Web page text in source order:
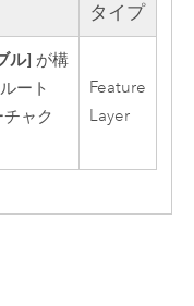
タイプ
ル] が構
ート
ャク
Feature
Layer